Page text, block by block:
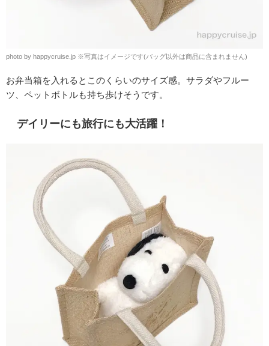
photo by happycruise.jp ※写真はイメージです(バッグ以外は商品に含まれません)
お弁当箱を入れるとこのくらいのサイズ感。 サラダやフルー
ツ、ペットボトルも持ち歩けそうです。
デイリーにも旅行にも大活躍！